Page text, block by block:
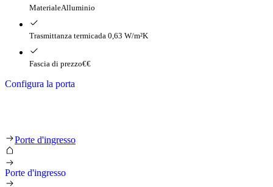
MaterialeAlluminio
Trasmittanza termicada 0,63 W/m²K
Fascia di prezzo€€
Configura la porta
Linea Premium
Porte d'ingresso
Porte d'ingresso